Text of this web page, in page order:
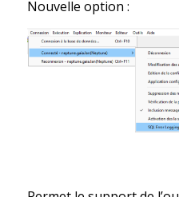
Nouvelle option :